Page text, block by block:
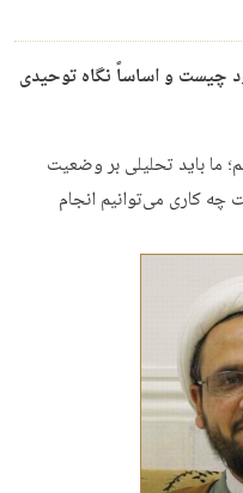
چیست و اساساً نگاه توحیدی
ما باید تحلیلی بر وضعیت
کاری می‌توانیم انجام